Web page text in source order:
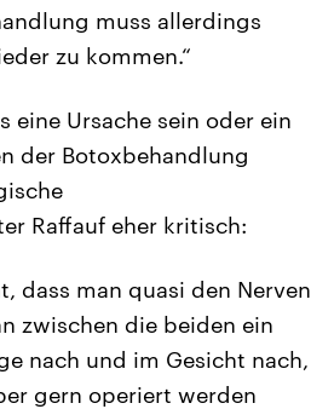
muss allerdings
zu kommen.“
eine Ursache sein oder ein
der Botoxbehandlung
Raffauf eher kritisch:
dass man quasi den Nerven
zwischen die beiden ein
nach und im Gesicht nach,
gern operiert werden